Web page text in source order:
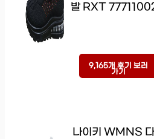
발 RXT
9,165개 후기 보러
가기
나이키 WMNS